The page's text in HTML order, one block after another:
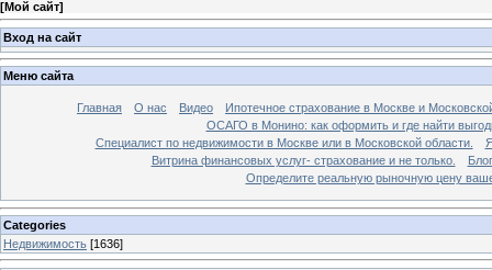
[Мой сайт]
Вход на сайт
Меню сайта
Главная О нас Видео
Ипотечное страхование в Москве и
ОСАГО в Монино: как оформить и где найти
Специалист по недвижимости в Москве или в Московской области.
Витрина финансовых услуг- страхование и не только.
Блог
Определите реальную рыночную цену
Categories
Недвижимость [1636]